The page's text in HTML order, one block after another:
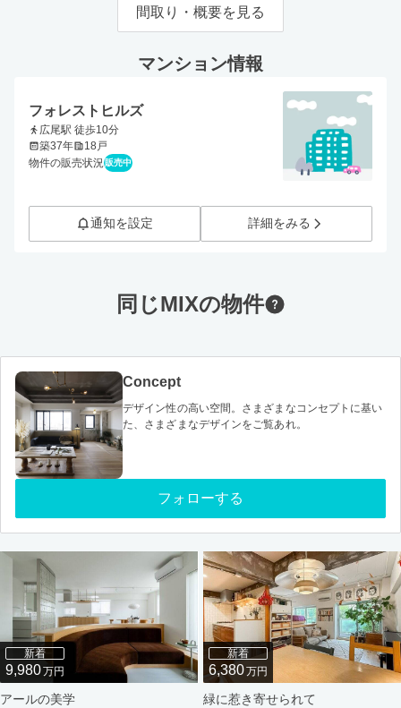
間取り・概要を見る
マンション情報
フォレストヒルズ
広尾駅 徒歩10分
築37年
18戸
物件の販売状況 販売中
通知を設定 詳細をみる
同じMIXの物件
Concept
デザイン性の高い空間。さまざまなコンセプトに基い
た、さまざまなデザインをご覧あれ。
フォローする
新着
9,980万円
アールの美学
新着
6,380万円
緑に惹き寄せられて